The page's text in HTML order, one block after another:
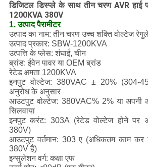
डिजिटल डिस्प्ले के साथ तीन चरण AVR हाई
1200KVA 380V
1. उत्पाद पैरामीटर
उत्पाद का नाम: तीन चरण उच्च शक्ति वोल्टेज
उत्पाद प्रकार: SBW-1200KVA
उत्पत्ति के प्लेस: शंघाई, चीन
ब्रांड: ईवेन पावर या OEM ब्रांड
रेटेड क्षमता 1200KVA
इनपुट वोल्टेज: 380VAC ± 20% (304-
अनुरोध के अनुसार
आउटपुट वोल्टेज: 380VAC% 2% या
सिलवाया
इनपुट करंट: 303A (रेटेड वोल्टेज होने पर
380V)
आउटपुट वर्तमान: 303 ए (अधिकतम काम कर
380V है)
इन्सुलेशन वर्ग: कक्षा एफ